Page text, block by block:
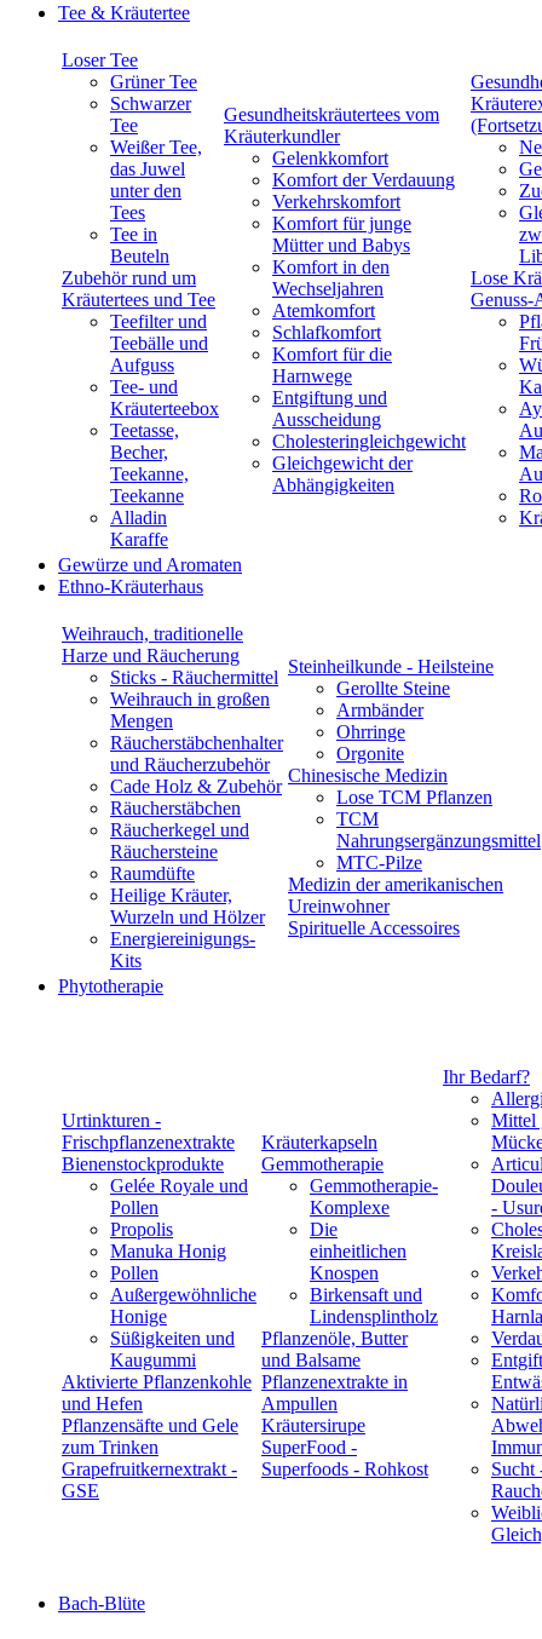
Tee & Kräutertee
Loser Tee
Grüner Tee
Schwarzer
Tee
Weißer Tee,
das Juwel
unter den
Tees
Tee in
Beuteln
Zubehör rund um
Kräutertees und Tee
Teefilter und
Teebälle und
Aufguss
Tee- und
Kräuterteebox
Teetasse,
Becher,
Teekanne,
Teekanne
Alladin
Karaffe
Gesundheitskräutertees vom
Kräuterkundler
Gelenkkomfort
Komfort der Verdauung
Verkehrskomfort
Komfort für junge
Mütter und Babys
Komfort in den
Wechseljahren
Atemkomfort
Schlafkomfort
Komfort für die
Harnwege
Entgiftung und
Ausscheidung
Cholesteringleichgewicht
Gleichgewicht der
Abhängigkeiten
Lose
Genuss-
Gewürze und Aromaten
Ethno-Kräuterhaus
Weihrauch, traditionelle
Harze und Räucherung
Sticks - Räuchermittel
Weihrauch in großen
Mengen
Räucherstäbchenhalter
und Räucherzubehör
Cade Holz & Zubehör
Räucherstäbchen
Räucherkegel und
Räuchersteine
Raumdüfte
Heilige Kräuter,
Wurzeln und Hölzer
Energiereinigungs-
Kits
Steinheilkunde - Heilsteine
Gerollte Steine
Armbänder
Ohrringe
Orgonite
Chinesische Medizin
Lose TCM Pflanzen
TCM
Nahrungsergänzungsmittel
MTC-Pilze
Medizin der amerikanischen
Ureinwohner
Spirituelle Accessoires
Phytotherapie
Urtinkturen -
Frischpflanzenextrakte
Bienenstockprodukte
Gelée Royale und
Pollen
Propolis
Manuka Honig
Pollen
Außergewöhnliche
Honige
Süßigkeiten und
Kaugummi
Aktivierte Pflanzenkohle
und Hefen
Pflanzensäfte und Gele
zum Trinken
Grapefruitkernextrakt -
GSE
Kräuterkapseln
Gemmotherapie
Gemmotherapie-
Komplexe
Die
einheitlichen
Knospen
Birkensaft und
Lindensplintholz
Pflanzenöle, Butter
und Balsame
Pflanzenextrakte in
Ampullen
Kräutersirupe
SuperFood -
Superfoods - Rohkost
Ihr Bedarf?
Mittel
-
Sucht
Bach-Blüte